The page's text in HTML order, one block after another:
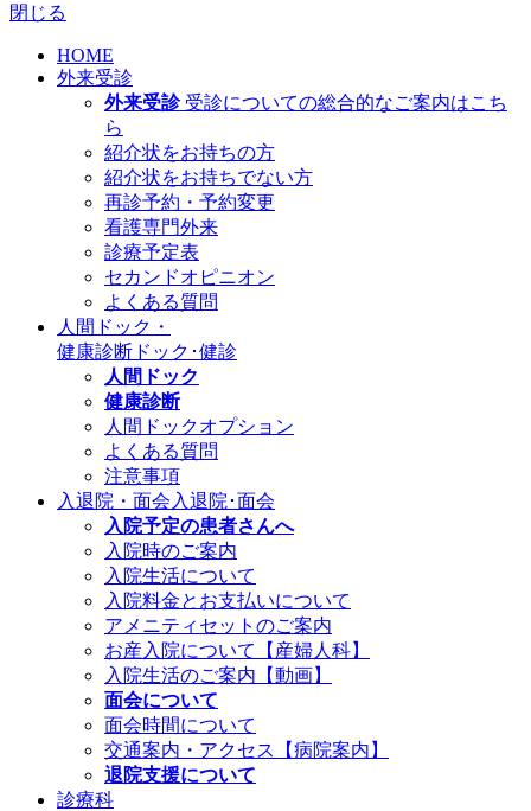
閉じる
HOME
外来受診
外来受診 受診についての総合的なご案内はこち
ら
紹介状をお持ちの方
紹介状をお持ちでない方
再診予約・予約変更
看護専門外来
診療予定表
セカンドオピニオン
よくある質問
人間ドック・
健康診断 ドック･健診
人間ドック
健康診断
人間ドックオプション
よくある質問
注意事項
入退院・面会 入退院･面会
入院予定の患者さんへ
入院時のご案内
入院生活について
入院料金とお支払いについて
アメニティセットのご案内
お産入院について【産婦人科】
入院生活のご案内【動画】
面会について
面会時間について
交通案内・アクセス【病院案内】
退院支援について
診療科